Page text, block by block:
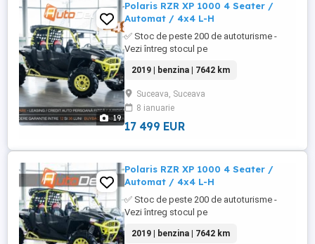
19
Polaris RZR XP 1000 4 Seater /
Automat / 4x4 L-H
✅ Stoc de peste 200 de autoturisme -
Vezi întreg stocul pe
RZR 1000 XP - 4 Locuri/// * Culoare : Negru
Raptor * An fabricatie: 2019 * Capacitate
cilindrica: 999 cmc * Putere motor: 110 CP
* Combustibil: Benzina * Cutie viteze
Automata PVT (Polaris ...
2019 | benzina | 7642 km
Suceava, Suceava
8 ianuarie
17 499 EUR
Polaris RZR XP 1000 4 Seater /
Automat / 4x4 L-H
✅ Stoc de peste 200 de autoturisme -
Vezi întreg stocul pe
RZR 1000 XP - 4 Locuri/// * Culoare : Negru
2019 | benzina | 7642 km